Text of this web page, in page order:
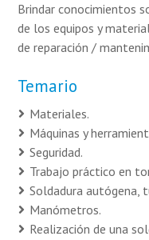
Brindar conocimientos
de los equipos y
de reparación /
Temario
Materiales.
Máquinas y
Seguridad.
Trabajo práctico en
Soldadura autógena,
Manómetros.
Realización de una